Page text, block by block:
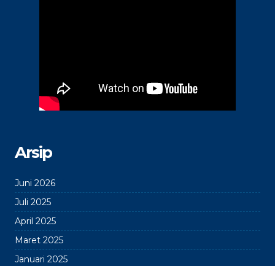
Arsip
Juni 2026
Juli 2025
April 2025
Maret 2025
Januari 2025